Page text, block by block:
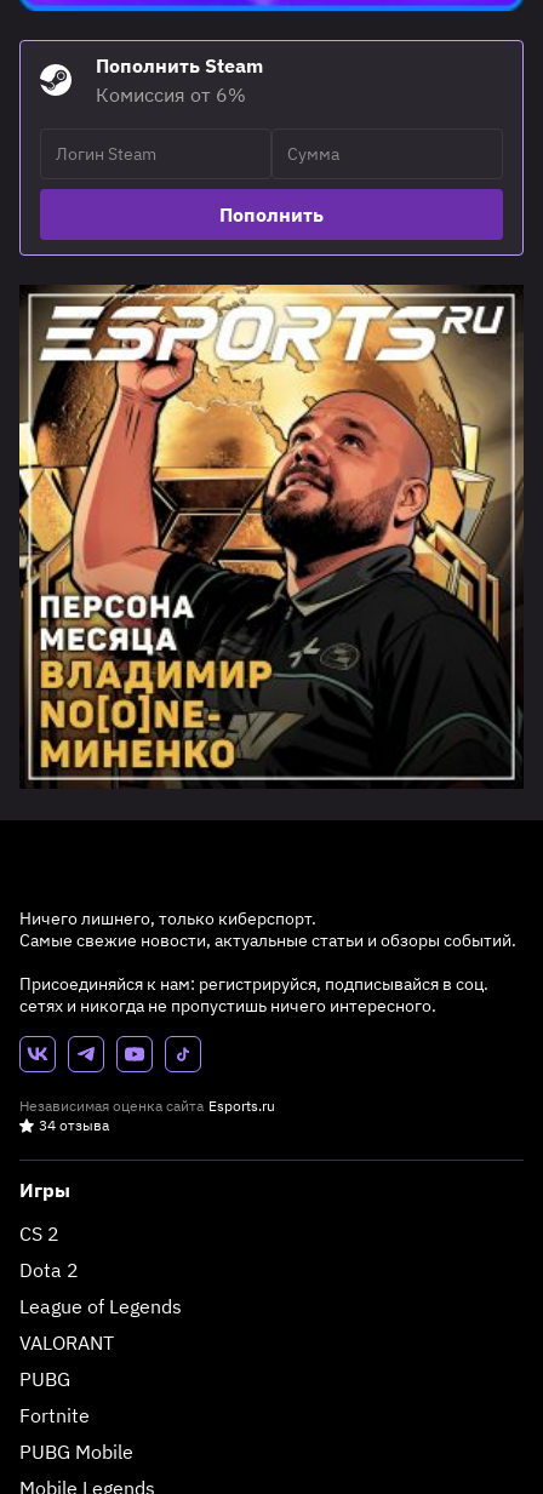
Пополнить Steam
Комиссия от 6%
Пополнить
Ничего лишнего, только киберспорт.
Самые свежие новости, актуальные статьи и обзоры событий.
Присоединяйся к нам: регистрируйся, подписывайся в соц.
сетях и никогда не пропустишь ничего интересного.
Независимая оценка сайта Esports.ru
34 отзыва
Игры
CS 2
Dota 2
League of Legends
VALORANT
PUBG
Fortnite
PUBG Mobile
Mobile Legends